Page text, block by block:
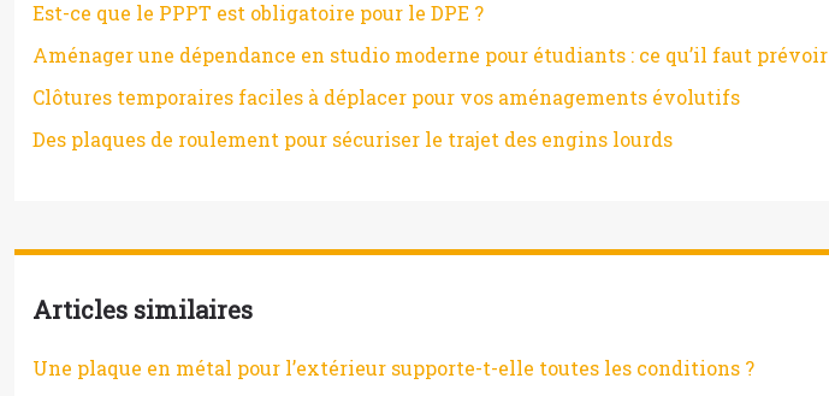
Est-ce que le PPPT est obligatoire pour le DPE ?
Aménager une dépendance en studio moderne pour étudiants : ce qu’il faut prévoir
Clôtures temporaires faciles à déplacer pour vos aménagements évolutifs
Des plaques de roulement pour sécuriser le trajet des engins lourds
Articles similaires
Une plaque en métal pour l’extérieur supporte-t-elle toutes les conditions ?